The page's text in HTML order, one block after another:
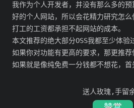
我作为个人开发者，并没有那么多的
好的个人网站，所以会花精力研究怎
打工的工资都承担不起网站的成本。
本文推荐的绝大部分OSS我都至少体验
如果你对功能有更高的要求，那更推荐
如果就是像纯免费一分钱都不想花，首
送人玫瑰,手留